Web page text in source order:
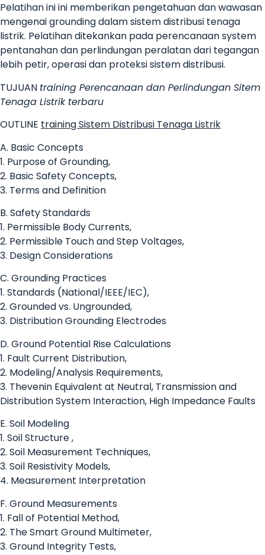
Pelatihan ini ini memberikan pengetahuan dan wawasan
mengenai grounding dalam sistem distribusi tenaga
listrik. Pelatihan ditekankan pada perencanaan system
pentanahan dan perlindungan peralatan dari tegangan
lebih petir, operasi dan proteksi sistem distribusi.
TUJUAN training Perencanaan dan Perlindungan Sitem
Tenaga Listrik terbaru
OUTLINE training Sistem Distribusi Tenaga Listrik
A. Basic Concepts
1. Purpose of Grounding,
2. Basic Safety Concepts,
3. Terms and Definition
B. Safety Standards
1. Permissible Body Currents,
2. Permissible Touch and Step Voltages,
3. Design Considerations
C. Grounding Practices
1. Standards (National/IEEE/IEC),
2. Grounded vs. Ungrounded,
3. Distribution Grounding Electrodes
D. Ground Potential Rise Calculations
1. Fault Current Distribution,
2. Modeling/Analysis Requirements,
3. Thevenin Equivalent at Neutral, Transmission and
Distribution System Interaction, High Impedance Faults
E. Soil Modeling
1. Soil Structure ,
2. Soil Measurement Techniques,
3. Soil Resistivity Models,
4. Measurement Interpretation
F. Ground Measurements
1. Fall of Potential Method,
2. The Smart Ground Multimeter,
3. Ground Integrity Tests,